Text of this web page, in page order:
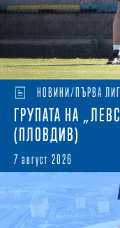
НОВИНИ/ПЪРВА
ГРУПАТА НА
(ПЛОВДИВ)
7 август 2026